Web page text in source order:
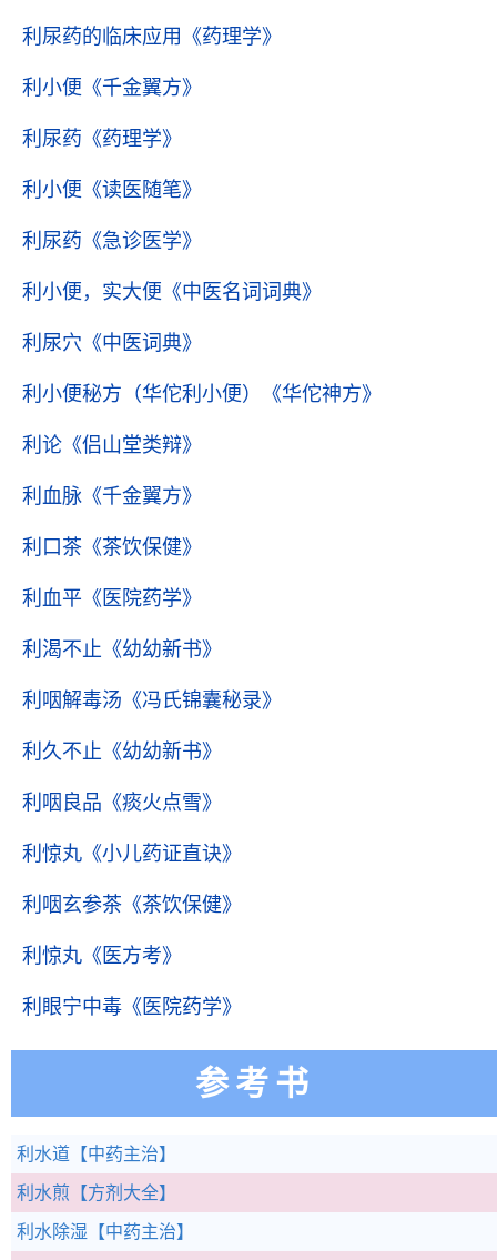
利尿药的临床应用 《药理学》
利小便 《千金翼方》
利尿药 《药理学》
利小便 《读医随笔》
利尿药 《急诊医学》
利小便，实大便 《中医名词词典》
利尿穴 《中医词典》
利小便秘方（华佗利小便） 《华佗神方》
利论 《侣山堂类辩》
利血脉 《千金翼方》
利口茶 《茶饮保健》
利血平 《医院药学》
利渴不止 《幼幼新书》
利咽解毒汤 《冯氏锦囊秘录》
利久不止 《幼幼新书》
利咽良品 《痰火点雪》
利惊丸 《小儿药证直诀》
利咽玄参茶 《茶饮保健》
利惊丸 《医方考》
利眼宁中毒 《医院药学》
参考书
利水道 【中药主治】
利水煎 【方剂大全】
利水除湿 【中药主治】